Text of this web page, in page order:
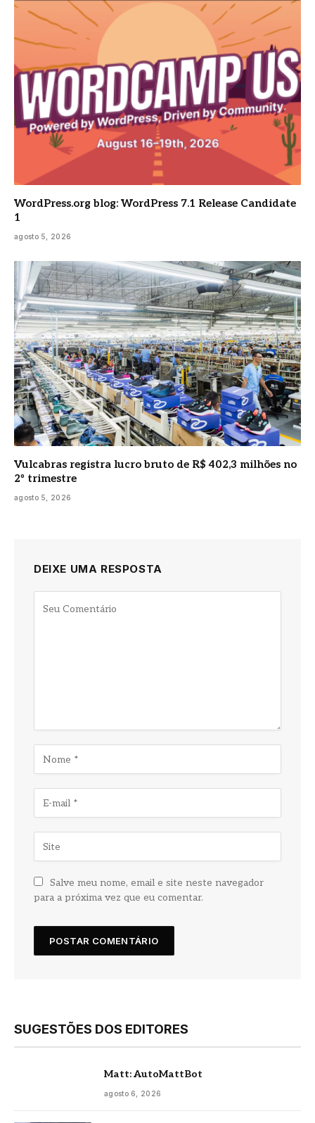
WordPress.org blog: WordPress 7.1 Release Candidate
1
agosto 5, 2026
Vulcabras registra lucro bruto de R$ 402,3 milhões no
2º trimestre
agosto 5, 2026
DEIXE UMA RESPOSTA
Salve meu nome, email e site neste navegador
para a próxima vez que eu comentar.
SUGESTÕES DOS EDITORES
Matt: AutoMattBot
agosto 6, 2026